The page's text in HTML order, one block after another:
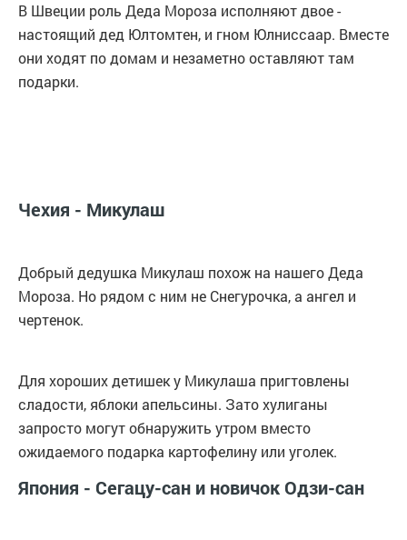
В Швеции роль Деда Мороза исполняют двое -
настоящий дед Юлтомтен, и гном Юлниссаар. Вместе
они ходят по домам и незаметно оставляют там
подарки.
Чехия - Микулаш
Добрый дедушка Микулаш похож на нашего Деда
Мороза. Но рядом с ним не Снегурочка, а ангел и
чертенок.
Для хороших детишек у Микулаша пригтовлены
сладости, яблоки апельсины. Зато хулиганы
запросто могут обнаружить утром вместо
ожидаемого подарка картофелину или уголек.
Япония - Сегацу-сан и новичок Одзи-сан